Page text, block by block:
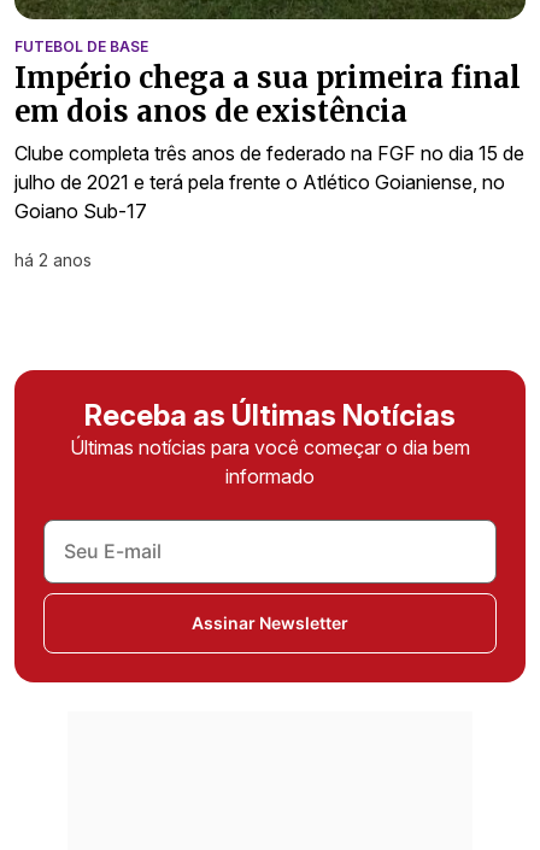
FUTEBOL DE BASE
Império chega a sua primeira final
em dois anos de existência
Clube completa três anos de federado na FGF no dia 15 de
julho de 2021 e terá pela frente o Atlético Goianiense, no
Goiano Sub-17
há 2 anos
Receba as Últimas Notícias
Últimas notícias para você começar o dia bem
informado
Assinar Newsletter